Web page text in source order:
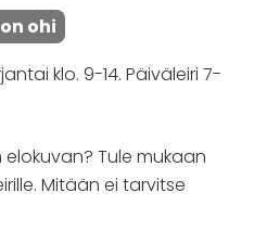
ohi
klo. 9-14. Päiväleiri 7-
Tule mukaan
Mitään ei tarvitse